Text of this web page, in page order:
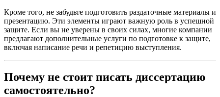
Кроме того, не забудьте подготовить раздаточные материалы и
презентацию. Эти элементы играют важную роль в успешной
защите. Если вы не уверены в своих силах, многие компании
предлагают дополнительные услуги по подготовке к защите,
включая написание речи и репетицию выступления.
Почему не стоит писать диссертацию
самостоятельно?